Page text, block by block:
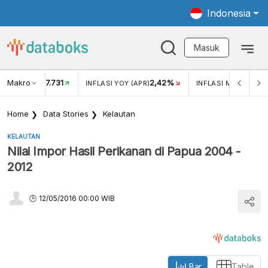
Indonesia
Masuk
Makro
USD/IDR 17.731 INFLASI YOY (APR)2,42% INFLASI MOM (APR)
Home Data Stories Kelautan
KELAUTAN
Nilai Impor Hasil Perikanan di Papua 2004 -
2012
12/05/2016 00:00 WIB